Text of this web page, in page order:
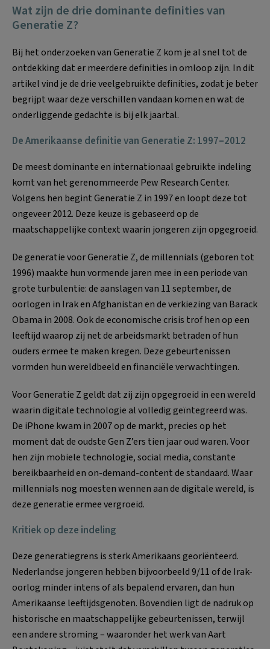
Wat zijn de drie dominante definities van
Generatie Z?
Bij het onderzoeken van Generatie Z kom je al snel tot de
ontdekking dat er meerdere definities in omloop zijn. In dit
artikel vind je de drie veelgebruikte definities, zodat je beter
begrijpt waar deze verschillen vandaan komen en wat de
onderliggende gedachte is bij elk jaartal.
De Amerikaanse definitie van Generatie Z: 1997–2012
De meest dominante en internationaal gebruikte indeling
komt van het gerenommeerde Pew Research Center.
Volgens hen begint Generatie Z in 1997 en loopt deze tot
ongeveer 2012. Deze keuze is gebaseerd op de
maatschappelijke context waarin jongeren zijn opgegroeid.
De generatie voor Generatie Z, de millennials (geboren tot
1996) maakte hun vormende jaren mee in een periode van
grote turbulentie: de aanslagen van 11 september, de
oorlogen in Irak en Afghanistan en de verkiezing van Barack
Obama in 2008. Ook de economische crisis trof hen op een
leeftijd waarop zij net de arbeidsmarkt betraden of hun
ouders ermee te maken kregen. Deze gebeurtenissen
vormden hun wereldbeeld en financiële verwachtingen.
Voor Generatie Z geldt dat zij zijn opgegroeid in een wereld
waarin digitale technologie al volledig geïntegreerd was.
De iPhone kwam in 2007 op de markt, precies op het
moment dat de oudste Gen Z’ers tien jaar oud waren. Voor
hen zijn mobiele technologie, social media, constante
bereikbaarheid en on-demand-content de standaard. Waar
millennials nog moesten wennen aan de digitale wereld, is
deze generatie ermee vergroeid.
Kritiek op deze indeling
Deze generatiegrens is sterk Amerikaans georiënteerd.
Nederlandse jongeren hebben bijvoorbeeld 9/11 of de Irak-
oorlog minder intens of als bepalend ervaren, dan hun
Amerikaanse leeftijdsgenoten. Bovendien ligt de nadruk op
historische en maatschappelijke gebeurtenissen, terwijl
een andere stroming – waaronder het werk van Aart